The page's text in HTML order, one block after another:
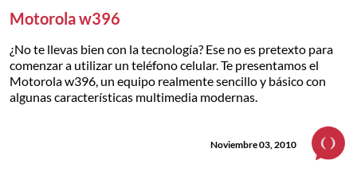
Motorola w396
¿No te llevas bien con la tecnología? Ese no es pretexto para
comenzar a utilizar un teléfono celular. Te presentamos el
Motorola w396, un equipo realmente sencillo y básico con
algunas características multimedia modernas.
Noviembre 03, 2010